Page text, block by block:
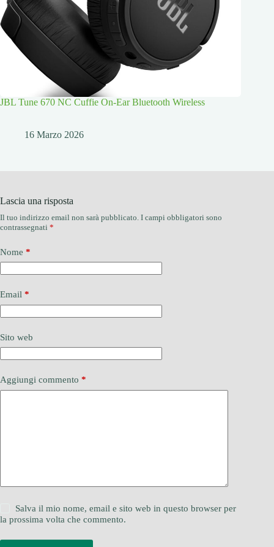
JBL Tune 670 NC Cuffie On-Ear Bluetooth Wireless
16 Marzo 2026
Lascia una risposta
Il tuo indirizzo email non sarà pubblicato. I campi obbligatori sono
contrassegnati *
Nome *
Email *
Sito web
Aggiungi commento *
Salva il mio nome, email e sito web in questo browser per
la prossima volta che commento.